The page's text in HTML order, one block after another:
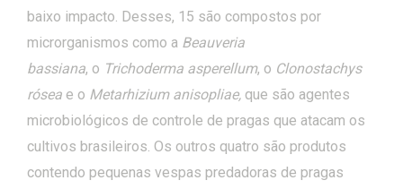
baixo impacto. Desses, 15 são compostos por
microrganismos como a Beauveria
bassiana, o Trichoderma asperellum, o Clonostachys
rósea e o Metarhizium anisopliae, que são agentes
microbiológicos de controle de pragas que atacam os
cultivos brasileiros. Os outros quatro são produtos
contendo pequenas vespas predadoras de pragas